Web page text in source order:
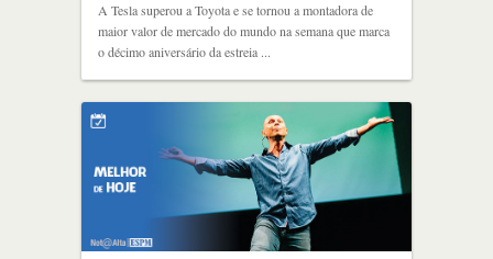
A Tesla superou a Toyota e se tornou a montadora de
maior valor de mercado do mundo na semana que marca
o décimo aniversário da estreia ...